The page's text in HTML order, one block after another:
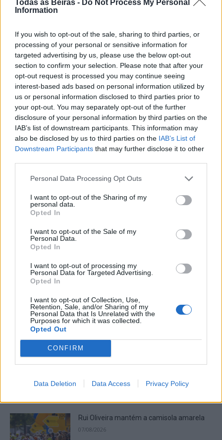
Todas as Beiras - Do Not Process My Personal
Information
If you wish to opt-out of the sale, sharing to third parties, or
processing of your personal or sensitive information for
targeted advertising by us, please use the below opt-out
section to confirm your selection. Please note that after your
opt-out request is processed you may continue seeing
interest-based ads based on personal information utilized by
us or personal information disclosed to third parties prior to
your opt-out. You may separately opt-out of the further
disclosure of your personal information by third parties on the
IAB’s list of downstream participants. This information may
also be disclosed by us to third parties on the IAB’s List of
Downstream Participants that may further disclose it to other
Personal Data Processing Opt Outs
I want to opt-out of the Sharing of my
personal data.
Opted In
I want to opt-out of the Sale of my
Personal Data.
Opted In
I want to opt-out of processing my
Personal Data for Targeted Advertising.
Opted In
I want to opt-out of Collection, Use,
Retention, Sale, and/or Sharing of my
Personal Data that Is Unrelated with the
Purposes for which it was collected.
Opted Out
CONFIRM
Data Deletion Data Access Privacy Policy
Artigo anterior
Governo vai aprovar hoje
uma resolução para apoiar
agricultores e empresários
afectados pelos incêndios
Próximo artigo
Governo aprova medidas de
apoio às zonas afectadas
pelos incêndios
Opinião
Cicatrizes
07/08/2026
Economia
Como pagar o IRS e outros impostos em
Opinião
novo labirinto social?
19/07/2026
Rui Oliveira mantém a camisola amarela
07/08/2026